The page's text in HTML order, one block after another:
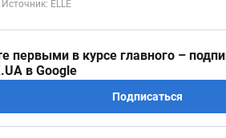
первыми в курсе главного –
в Google
Подписаться